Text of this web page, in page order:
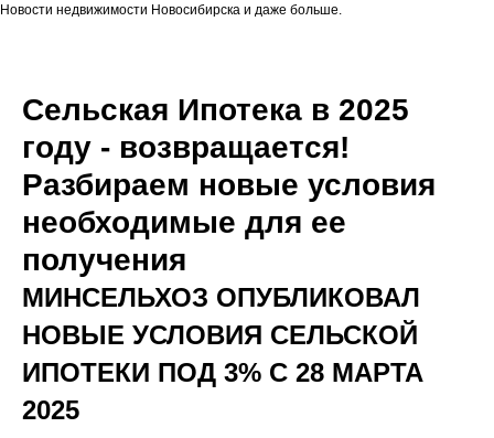
Новости недвижимости Новосибирска и даже больше.
Сельская Ипотека в 2025
году - возвращается!
Разбираем новые условия
необходимые для ее
получения
МИНСЕЛЬХОЗ ОПУБЛИКОВАЛ
НОВЫЕ УСЛОВИЯ СЕЛЬСКОЙ
ИПОТЕКИ ПОД 3% С 28 МАРТА
2025